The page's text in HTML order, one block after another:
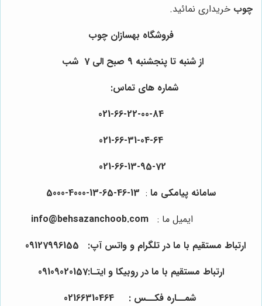
چوب خریداری نمائید.
فروشگاه بهسازان چوب
از شنبه تا پنجشنبه 9 صبح الی 7 شب
شماره های تماس:
021-66-22-00-84
021-66-31-04-64
021-66-13-95-72
سامانه پیامکی ما :
13-46-65-13-4000-5000
ایمیل ما :
info@behsazanchoob.com
ارتباط مستقیم با ما در تلگرام و واتس آپ: 09127996155
ارتباط مستقیم با ما در روبیکا و ایتـا:09109020157
شمــاره فکــس :
02166310464